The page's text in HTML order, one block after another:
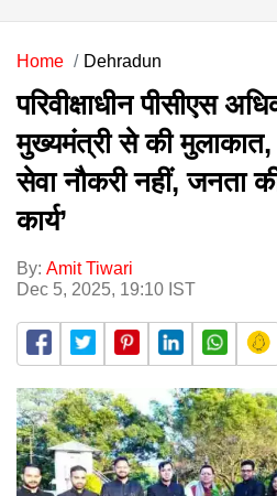
Home Dehradun
परिवीक्षाधीन पीसीएस
मुख्यमंत्री से की
सेवा नौकरी नहीं, जनता
कार्य’
By: Amit Tiwari
Dec 5, 2025, 19:10 IST